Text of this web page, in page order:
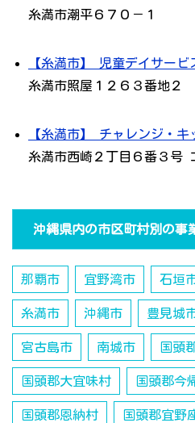
糸満市潮平６７０－１
【糸満市】 児童デイサービ
糸満市照屋１２６３番地２
【糸満市】 チャレンジ・
糸満市西崎２丁目６番３号
沖縄県内の市区町村別の事
那覇市 宜野湾市 石垣
糸満市 沖縄市 豊見城
宮古島市 南城市 国頭
国頭郡大宜味村 国頭郡今
国頭郡恩納村 国頭郡宜野